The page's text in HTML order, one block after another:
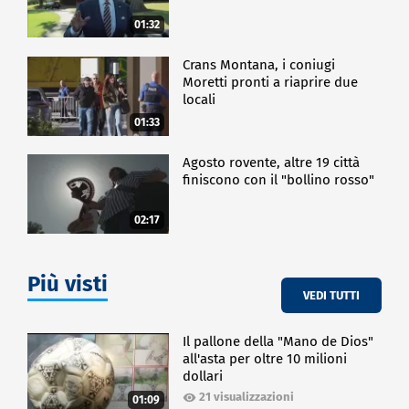
01:32
01:33
Crans Montana, i coniugi
Moretti pronti a riaprire due
locali
02:17
Agosto rovente, altre 19 città
finiscono con il "bollino rosso"
Più visti VEDI TUTTI
01:09
Il pallone della "Mano de Dios"
all'asta per oltre 10 milioni
dollari
21 visualizzazioni